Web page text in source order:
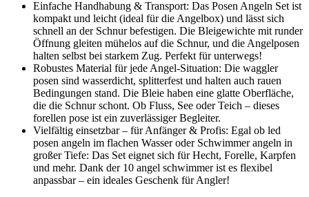
Einfache Handhabung & Transport: Das Posen Angeln Set ist
kompakt und leicht (ideal für die Angelbox) und lässt sich
schnell an der Schnur befestigen. Die Bleigewichte mit runder
Öffnung gleiten mühelos auf die Schnur, und die Angelposen
halten selbst bei starkem Zug. Perfekt für unterwegs!
Robustes Material für jede Angel-Situation: Die waggler
posen sind wasserdicht, splitterfest und halten auch rauen
Bedingungen stand. Die Bleie haben eine glatte Oberfläche,
die die Schnur schont. Ob Fluss, See oder Teich – dieses
forellen pose ist ein zuverlässiger Begleiter.
Vielfältig einsetzbar – für Anfänger & Profis: Egal ob led
posen angeln im flachen Wasser oder Schwimmer angeln in
großer Tiefe: Das Set eignet sich für Hecht, Forelle, Karpfen
und mehr. Dank der 10 angel schwimmer ist es flexibel
anpassbar – ein ideales Geschenk für Angler!